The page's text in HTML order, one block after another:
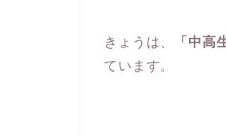
きょうは、 「中高
ています。